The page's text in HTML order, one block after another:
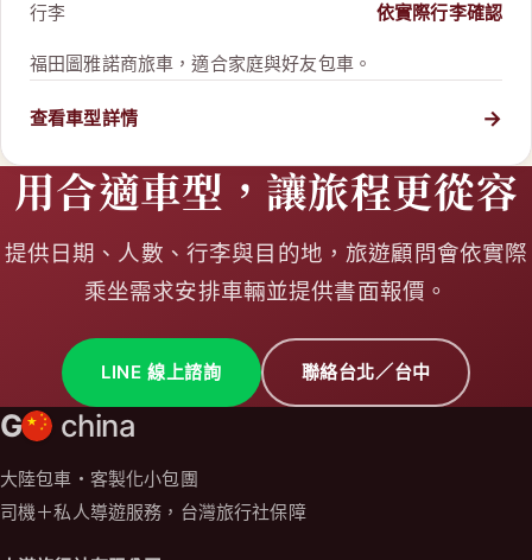
行李 依實際行李確認
福田圖雅諾商旅車，適合家庭與好友包車。
查看車型詳情 →
用合適車型，讓旅程更從容
提供日期、人數、行李與目的地，旅遊顧問會依實際
乘坐需求安排車輛並提供書面報價。
LINE 線上諮詢 聯絡台北／台中
G china
大陸包車・客製化小包團
司機＋私人導遊服務，台灣旅行社保障